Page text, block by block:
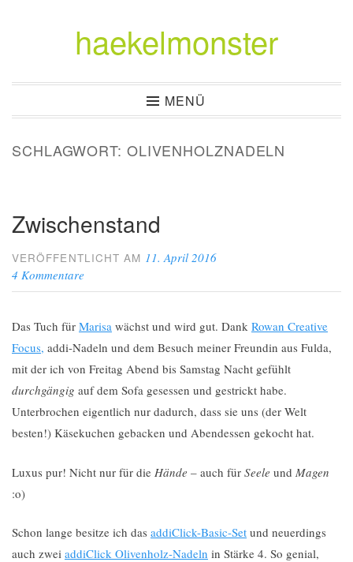
haekelmonster
MENÜ
SCHLAGWORT: OLIVENHOLZNADELN
Zwischenstand
VERÖFFENTLICHT AM 11. April 2016
4 Kommentare
Das Tuch für Marisa wächst und wird gut. Dank Rowan Creative
Focus, addi-Nadeln und dem Besuch meiner Freundin aus Fulda,
mit der ich von Freitag Abend bis Samstag Nacht gefühlt
durchgängig auf dem Sofa gesessen und gestrickt habe.
Unterbrochen eigentlich nur dadurch, dass sie uns (der Welt
besten!) Käsekuchen gebacken und Abendessen gekocht hat.
Luxus pur! Nicht nur für die Hände – auch für Seele und Magen
:o)
Schon lange besitze ich das addiClick-Basic-Set und neuerdings
auch zwei addiClick Olivenholz-Nadeln in Stärke 4. So genial,